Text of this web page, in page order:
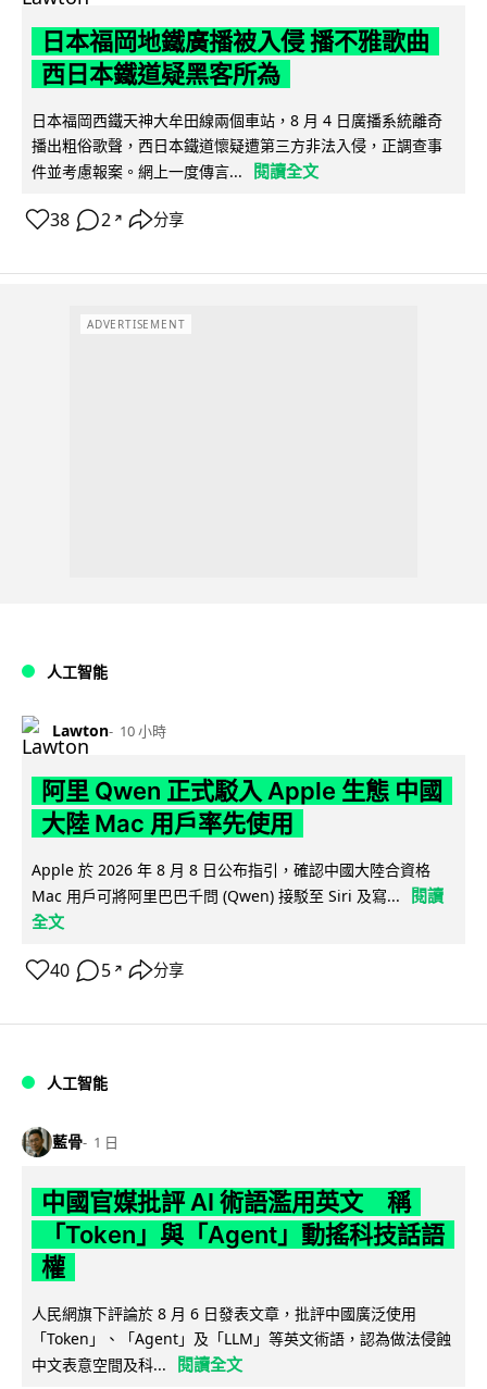
日本福岡地鐵廣播被入侵 播不雅歌曲
西日本鐵道疑黑客所為
日本福岡西鐵天神大牟田線兩個車站，8 月 4 日廣播系統離奇
播出粗俗歌聲，西日本鐵道懷疑遭第三方非法入侵，正調查事
件並考慮報案。網上一度傳言...
閱讀全文
38 2 ↗ 分享
ADVERTISEMENT
人工智能
Lawton 10 小時
阿里 Qwen 正式駁入 Apple 生態 中國
大陸 Mac 用戶率先使用
Apple 於 2026 年 8 月 8 日公布指引，確認中國大陸合資格
Mac 用戶可將阿里巴巴千問 (Qwen) 接駁至 Siri 及寫...
閱讀
全文
40 5 ↗ 分享
人工智能
藍骨 1 日
中國官媒批評 AI 術語濫用英文 稱
「Token」與「Agent」動搖科技話語
權
人民網旗下評論於 8 月 6 日發表文章，批評中國廣泛使用
「Token」、「Agent」及「LLM」等英文術語，認為做法侵蝕
中文表意空間及科...
閱讀全文